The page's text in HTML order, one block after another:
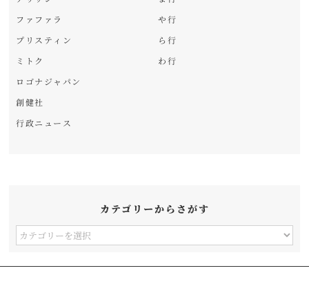
ファファラ
プリスティン
ミトク
ロゴナジャパン
創健社
行政ニュース
や行
ら行
わ行
カテゴリーからさがす
カ